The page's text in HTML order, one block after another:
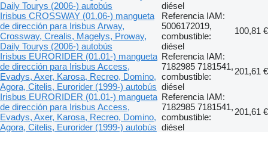
Daily Tourys (2006-) autobús
diésel
Irisbus CROSSWAY (01.06-) mangueta
de dirección para Irisbus Arway,
Crossway, Crealis, Magelys, Proway,
Daily Tourys (2006-) autobús
Referencia IAM:
5006172019,
combustible:
diésel
100,81 €
Irisbus EURORIDER (01.01-) mangueta
de dirección para Irisbus Access,
Evadys, Axer, Karosa, Recreo, Domino,
Agora, Citelis, Eurorider (1999-) autobús
Referencia IAM:
7182985 7181541,
combustible:
diésel
201,61 €
Irisbus EURORIDER (01.01-) mangueta
de dirección para Irisbus Access,
Evadys, Axer, Karosa, Recreo, Domino,
Agora, Citelis, Eurorider (1999-) autobús
Referencia IAM:
7182985 7181541,
combustible:
diésel
201,61 €